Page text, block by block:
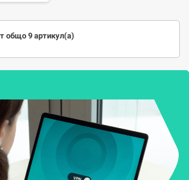
общо 9 артикул(а)
поддръжка
за